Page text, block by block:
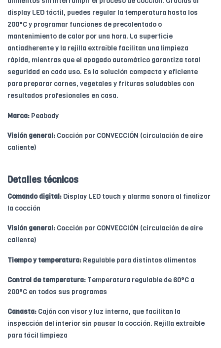
display LED táctil, puedes regular la temperatura hasta los
200°C y programar funciones de precalentado o
mantenimiento de calor por una hora. La superficie
antiadherente y la rejilla extraíble facilitan una limpieza
rápida, mientras que el apagado automático garantiza total
seguridad en cada uso. Es la solución compacta y eficiente
para preparar carnes, vegetales y frituras saludables con
resultados profesionales en casa.
Marca: Peabody
Visión general: Cocción por CONVECCIÓN (circulación de aire
caliente)
Detalles técnicos
Comando digital: Display LED touch y alarma sonora al finalizar
la cocción
Visión general: Cocción por CONVECCIÓN (circulación de aire
caliente)
Tiempo y temperatura: Regulable para distintos alimentos
Control de temperatura: Temperatura regulable de 60°C a
200°C en todos sus programas
Canasta: Cajón con visor y luz interna, que facilitan la
inspección del interior sin pausar la cocción. Rejilla extraíble
para fácil limpieza